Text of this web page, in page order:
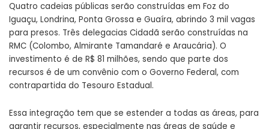
Quatro cadeias públicas serão construídas em Foz do
Iguaçu, Londrina, Ponta Grossa e Guaíra, abrindo 3 mil vagas
para presos. Três delegacias Cidadã serão construídas na
RMC (Colombo, Almirante Tamandaré e Araucária). O
investimento é de R$ 81 milhões, sendo que parte dos
recursos é de um convênio com o Governo Federal, com
contrapartida do Tesouro Estadual.
Essa integração tem que se estender a todas as áreas, para
garantir recursos, especialmente nas áreas de saúde e